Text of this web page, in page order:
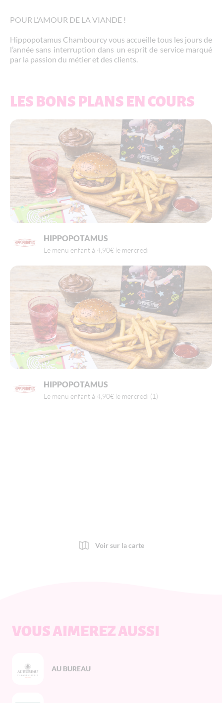
POUR L’AMOUR DE LA VIANDE !
Hippopotamus Chambourcy vous accueille tous les jours de
l’année sans interruption dans un esprit de service marqué
par la passion du métier et des clients.
LES BONS PLANS EN COURS
HIPPOPOTAMUS
Le menu enfant à 4,90€ le mercredi
HIPPOPOTAMUS
Le menu enfant à 4,90€ le mercredi (1)
Voir sur la carte
VOUS AIMEREZ AUSSI
AU BUREAU